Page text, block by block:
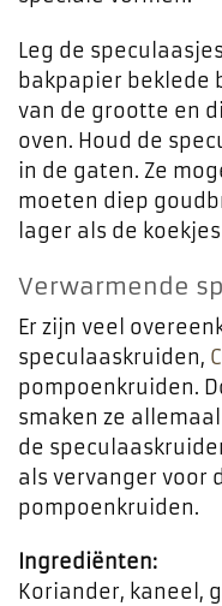
Leg de
bakpapier beklede
van de grootte en
oven. Houd de
in de gaten. Ze
moeten diep
lager als de
Verwarmende
Er zijn veel
speculaaskruiden,
pompoenkruiden.
smaken ze
de
als vervanger voor
pompoenkruiden.
Ingrediënten:
Koriander, kaneel,